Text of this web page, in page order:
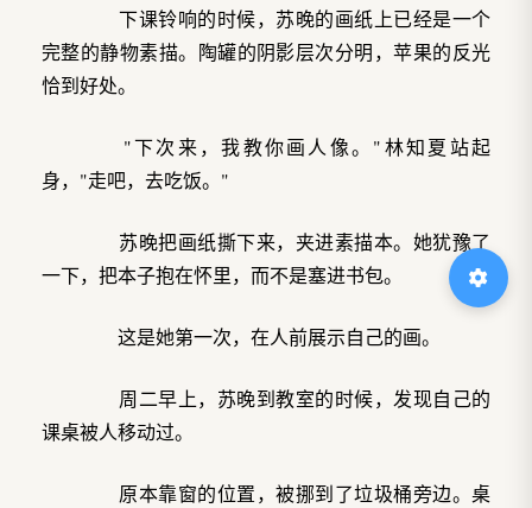
下课铃响的时候，苏晚的画纸上已经是一个
完整的静物素描。陶罐的阴影层次分明，苹果的反光
恰到好处。
"下次来，我教你画人像。"林知夏站起
身，"走吧，去吃饭。"
苏晚把画纸撕下来，夹进素描本。她犹豫了
一下，把本子抱在怀里，而不是塞进书包。
这是她第一次，在人前展示自己的画。
周二早上，苏晚到教室的时候，发现自己的
课桌被人移动过。
原本靠窗的位置，被挪到了垃圾桶旁边。桌